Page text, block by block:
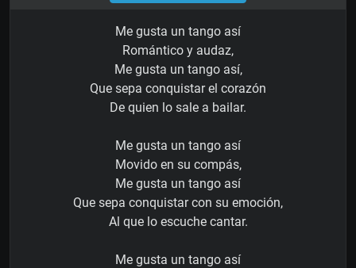
Me gusta un tango así
Romántico y audaz,
Me gusta un tango así,
Que sepa conquistar el corazón
De quien lo sale a bailar.
Me gusta un tango así
Movido en su compás,
Me gusta un tango así
Que sepa conquistar con su emoción,
Al que lo escuche cantar.
Me gusta un tango así